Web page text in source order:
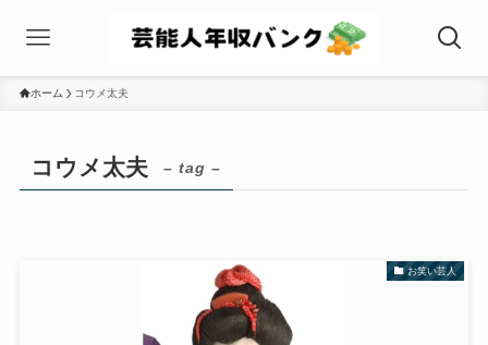
ホーム コウメ太夫
コウメ太夫 – tag –
お笑い芸人